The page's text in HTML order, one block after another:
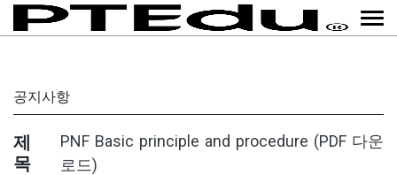
공지사항
제
목
PNF Basic principle and procedure (PDF 다운
로드)